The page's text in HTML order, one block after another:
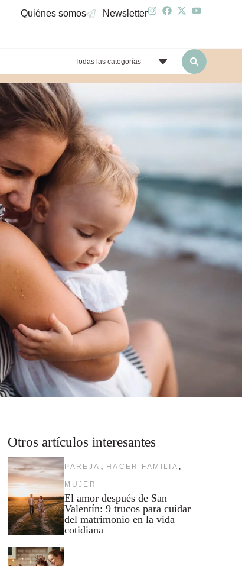
Quiénes somos Newsletter
Todas las categorías
Otros artículos interesantes
PAREJA , HACER FAMILIA ,
MUJER
El amor después de San
Valentín: 9 trucos para cuidar
del matrimonio en la vida
cotidiana